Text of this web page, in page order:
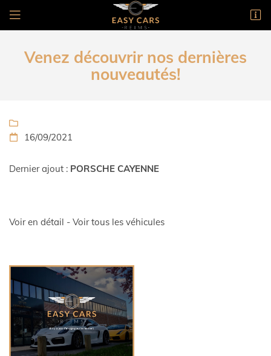
03 26 24 36 05
Venez découvrir nos dernières
nouveautés!


16/09/2021
Dernier ajout : PORSCHE CAYENNE
Voir en détail - Voir tous les véhicules